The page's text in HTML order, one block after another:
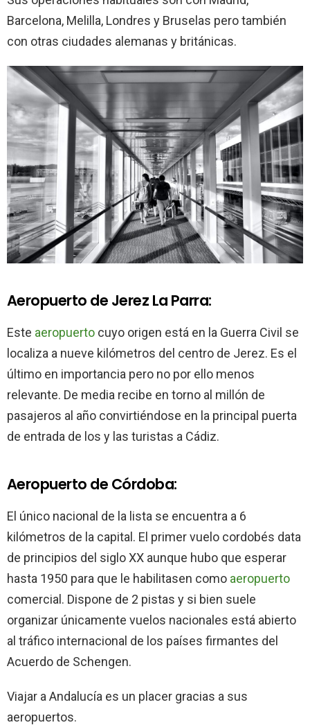
Barcelona, Melilla, Londres y Bruselas pero también
con otras ciudades alemanas y británicas.
Aeropuerto de Jerez La Parra:
Este aeropuerto cuyo origen está en la Guerra Civil se
localiza a nueve kilómetros del centro de Jerez. Es el
último en importancia pero no por ello menos
relevante. De media recibe en torno al millón de
pasajeros al año convirtiéndose en la principal puerta
de entrada de los y las turistas a Cádiz.
Aeropuerto de Córdoba:
El único nacional de la lista se encuentra a 6
kilómetros de la capital. El primer vuelo cordobés data
de principios del siglo XX aunque hubo que esperar
hasta 1950 para que le habilitasen como aeropuerto
comercial. Dispone de 2 pistas y si bien suele
organizar únicamente vuelos nacionales está abierto
al tráfico internacional de los países firmantes del
Acuerdo de Schengen.
Viajar a Andalucía es un placer gracias a sus
aeropuertos.